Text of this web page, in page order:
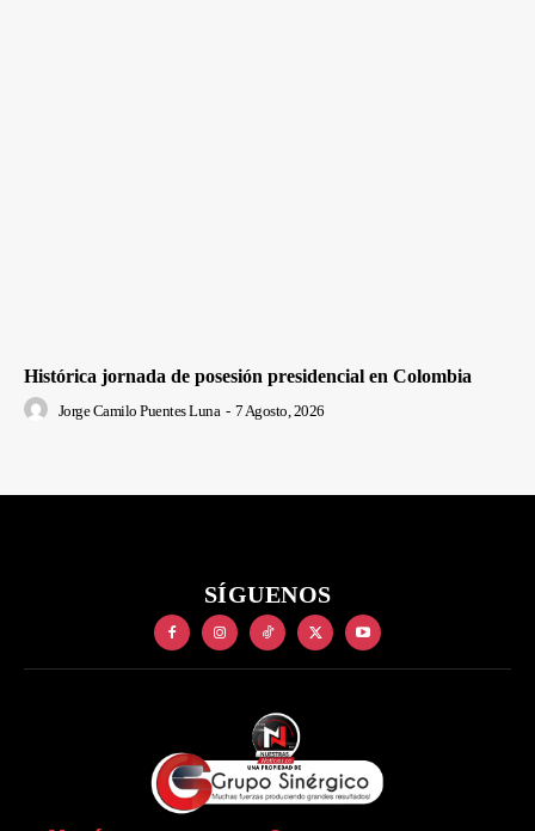
Histórica jornada de posesión presidencial en Colombia
Jorge Camilo Puentes Luna - 7 Agosto, 2026
SÍGUENOS